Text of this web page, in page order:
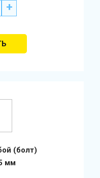
+
(болт)
мм